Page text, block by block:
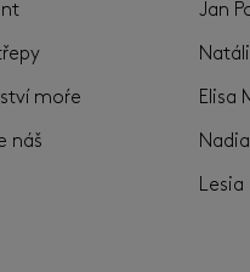
Jan
moŕe Elisa
náš
Lesia